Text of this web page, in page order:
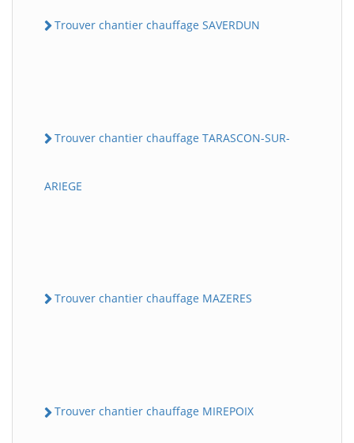
Trouver chantier chauffage SAVERDUN
Trouver chantier chauffage TARASCON-SUR-
ARIEGE
Trouver chantier chauffage MAZERES
Trouver chantier chauffage MIREPOIX